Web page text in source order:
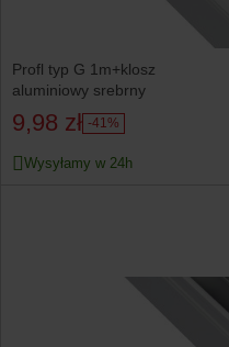
Profl typ G 1m+klosz
aluminiowy srebrny
9,98 zł -41%
Wysyłamy w 24h